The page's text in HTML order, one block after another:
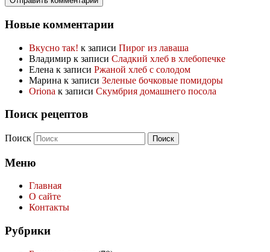
Новые комментарии
Вкусно так! к записи Пирог из лаваша
Владимир к записи Сладкий хлеб в хлебопечке
Елена к записи Ржаной хлеб с солодом
Марина к записи Зеленые бочковые помидоры
Oriona к записи Скумбрия домашнего посола
Поиск рецептов
Поиск
Меню
Главная
О сайте
Контакты
Рубрики